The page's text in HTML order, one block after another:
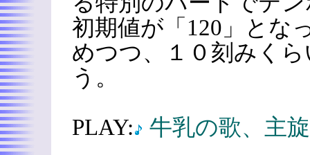
初期値が「120」とな
めつつ、１０刻みく
う。
PLAY:
牛乳の歌、主